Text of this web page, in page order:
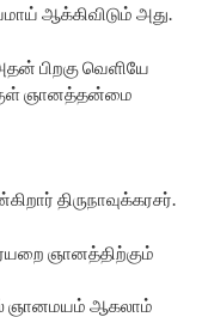
ஆக்கிவிடும் அது.
பிறகு வெளியே
ஞானத்தன்மை
திருநாவுக்கரசர்.
ஞானத்திற்கும்
ஞானமயம் ஆகலாம்